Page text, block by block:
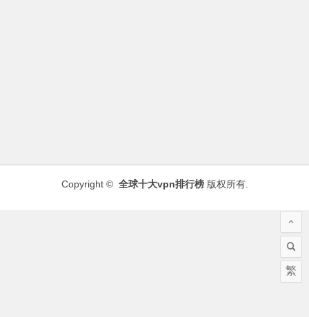
Copyright © 全球十大vpn排行榜版权所有.
繁